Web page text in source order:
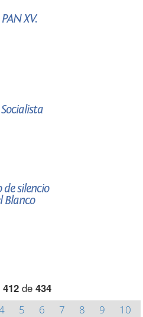
XV.
silencio
Blanco
412de 434
5 6 7 8 9
10